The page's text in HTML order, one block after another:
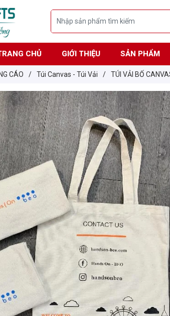
CHỦ GIỚI THIỆU SẢN PHẨM
CÁO / Túi Canvas - Túi Vải / TÚI VẢI BỐ